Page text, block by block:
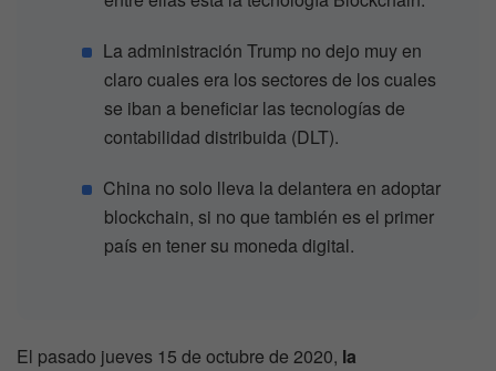
La administración Trump no dejo muy en
claro cuales era los sectores de los cuales
se iban a beneficiar las tecnologías de
contabilidad distribuida (DLT).
China no solo lleva la delantera en adoptar
blockchain, si no que también es el primer
país en tener su moneda digital.
El pasado jueves 15 de octubre de 2020, la